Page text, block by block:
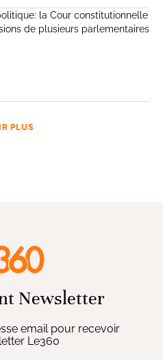
la Cour constitutionnelle
de plusieurs parlementaires
PLUS
Newsletter
email pour recevoir
Le360